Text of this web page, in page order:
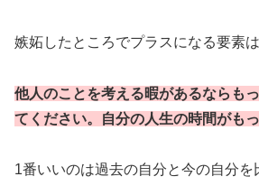
嫉妬したところでプラスになる要素は
他人のことを考える暇があるならも
てください。自分の人生の時間がも
1番いいのは過去の自分と今の自分を